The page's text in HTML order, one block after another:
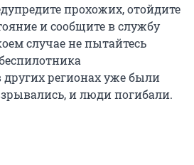
прохожих, отойдите
и сообщите в службу
случае не пытайтесь
других регионах уже были
и люди погибали.